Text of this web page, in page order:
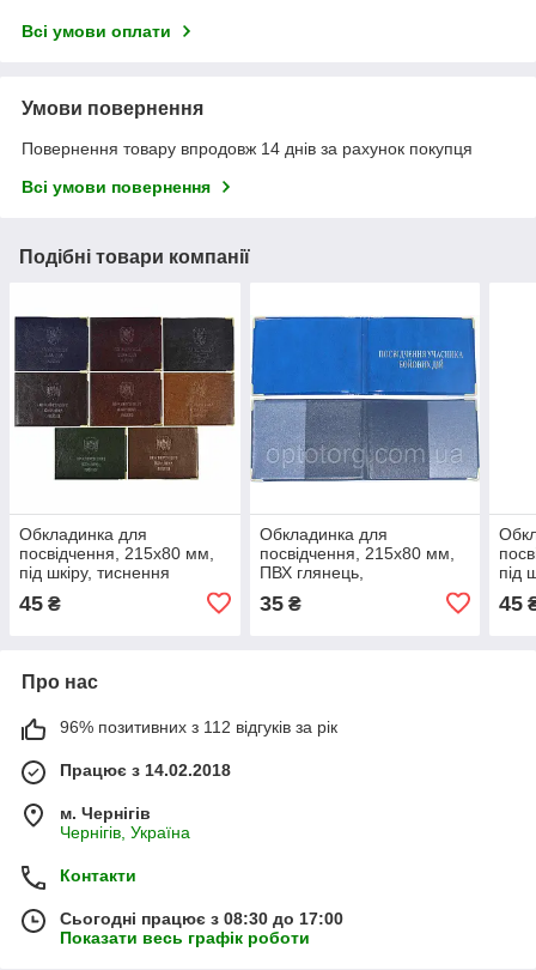
Всі умови оплати
Умови повернення
Повернення товару впродовж 14 днів за рахунок покупця
Всі умови повернення
Подібні товари компанії
Обкладинка для
посвідчення, 215х80 мм,
під шкіру, тиснення
45 ₴
Обкладинка для
посвідчення, 215х80 мм,
ПВХ глянець,
бойових дій" (Синій колір)
35₴
під
45
Про нас
96% позитивних з 112 відгуків за рік
Працює з 14.02.2018
м. Чернігів
Чернігів, Україна
Контакти
Сьогодні працює з 08:30 до 17:00
Показати весь графік роботи